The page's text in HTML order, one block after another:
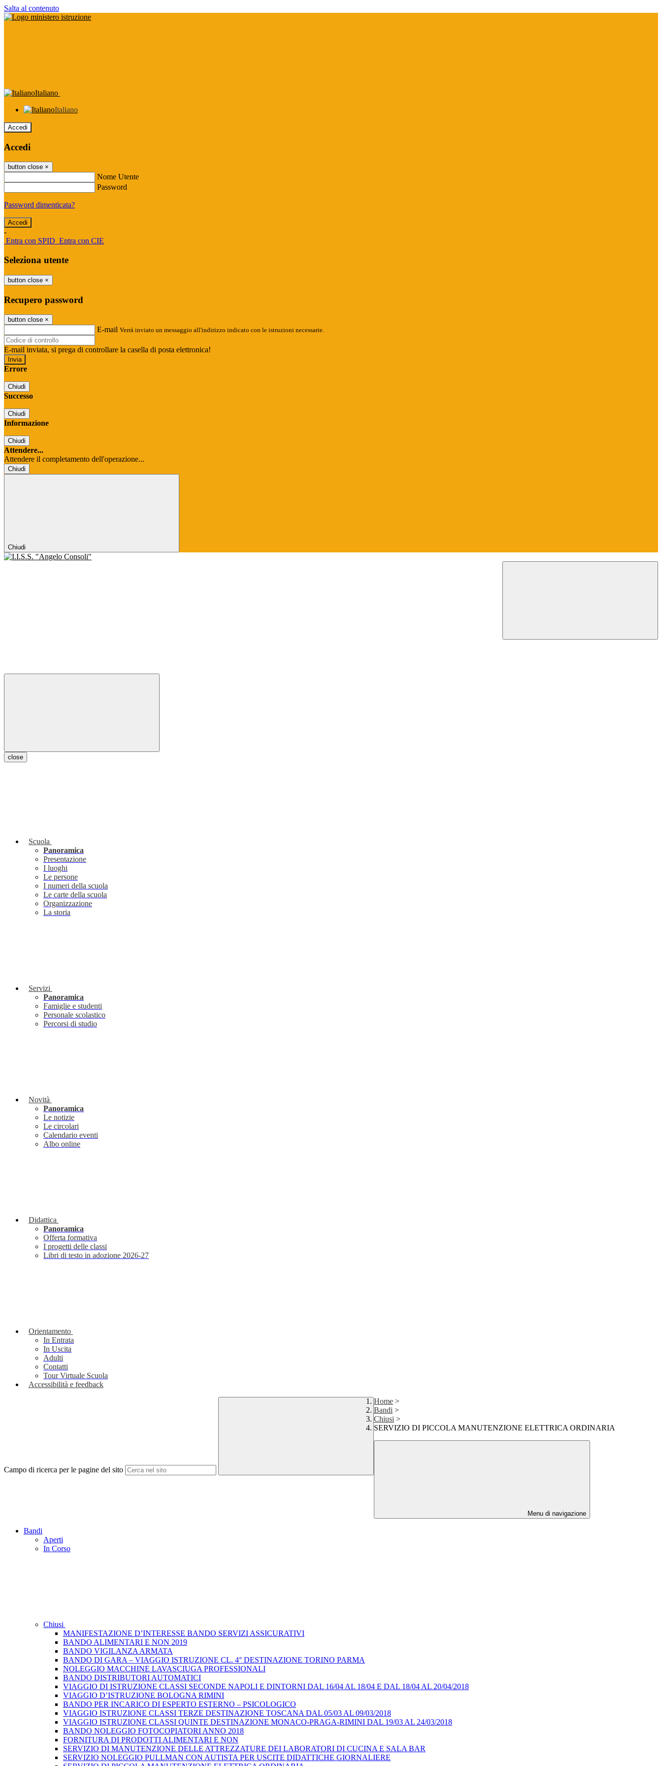
Salta al contenuto
Italiano
Italiano
Accedi
Accedi
button close ×
Nome Utente
Password
Password dimenticata?
-
Entra con SPID Entra con CIE
Seleziona utente
button close ×
Recupero password
button close ×
E-mail Verrà inviato un messaggio all'indirizzo indicato con le istruzioni necessarie.
E-mail inviata, si prega di controllare la casella di posta elettronica!
Errore
Chiudi
Successo
Chiudi
Informazione
Chiudi
Attendere...
Attendere il completamento dell'operazione...
Chiudi
Chiudi
close
Scuola
Panoramica
Presentazione
I luoghi
Le persone
I numeri della scuola
Le carte della scuola
Organizzazione
La storia
Servizi
Panoramica
Famiglie e studenti
Personale scolastico
Percorsi di studio
Novità
Panoramica
Le notizie
Le circolari
Calendario eventi
Albo online
Didattica
Panoramica
Offerta formativa
I progetti delle classi
Libri di testo in adozione 2026-27
Orientamento
In Entrata
In Uscita
Adulti
Contatti
Tour Virtuale Scuola
Accessibilità e feedback
Campo di ricerca per le pagine del sito
Home >
Bandi >
Chiusi >
SERVIZIO DI PICCOLA MANUTENZIONE ELETTRICA ORDINARIA
Menu di navigazione
Bandi
Aperti
In Corso
Chiusi
MANIFESTAZIONE D’INTERESSE BANDO SERVIZI ASSICURATIVI
BANDO ALIMENTARI E NON 2019
BANDO VIGILANZA ARMATA
BANDO DI GARA – VIAGGIO ISTRUZIONE CL. 4° DESTINAZIONE TORINO PARMA
NOLEGGIO MACCHINE LAVASCIUGA PROFESSIONALI
BANDO DISTRIBUTORI AUTOMATICI
VIAGGIO DI ISTRUZIONE CLASSI SECONDE NAPOLI E DINTORNI DAL 16/04 AL 18/04 E DAL 18/04 AL 20/04/2018
VIAGGIO D’ISTRUZIONE BOLOGNA RIMINI
BANDO PER INCARICO DI ESPERTO ESTERNO – PSICOLOGICO
VIAGGIO ISTRUZIONE CLASSI TERZE DESTINAZIONE TOSCANA DAL 05/03 AL 09/03/2018
VIAGGIO ISTRUZIONE CLASSI QUINTE DESTINAZIONE MONACO-PRAGA-RIMINI DAL 19/03 AL 24/03/2018
BANDO NOLEGGIO FOTOCOPIATORI ANNO 2018
FORNITURA DI PRODOTTI ALIMENTARI E NON
SERVIZIO DI MANUTENZIONE DELLE ATTREZZATURE DEI LABORATORI DI CUCINA E SALA BAR
SERVIZIO NOLEGGIO PULLMAN CON AUTISTA PER USCITE DIDATTICHE GIORNALIERE